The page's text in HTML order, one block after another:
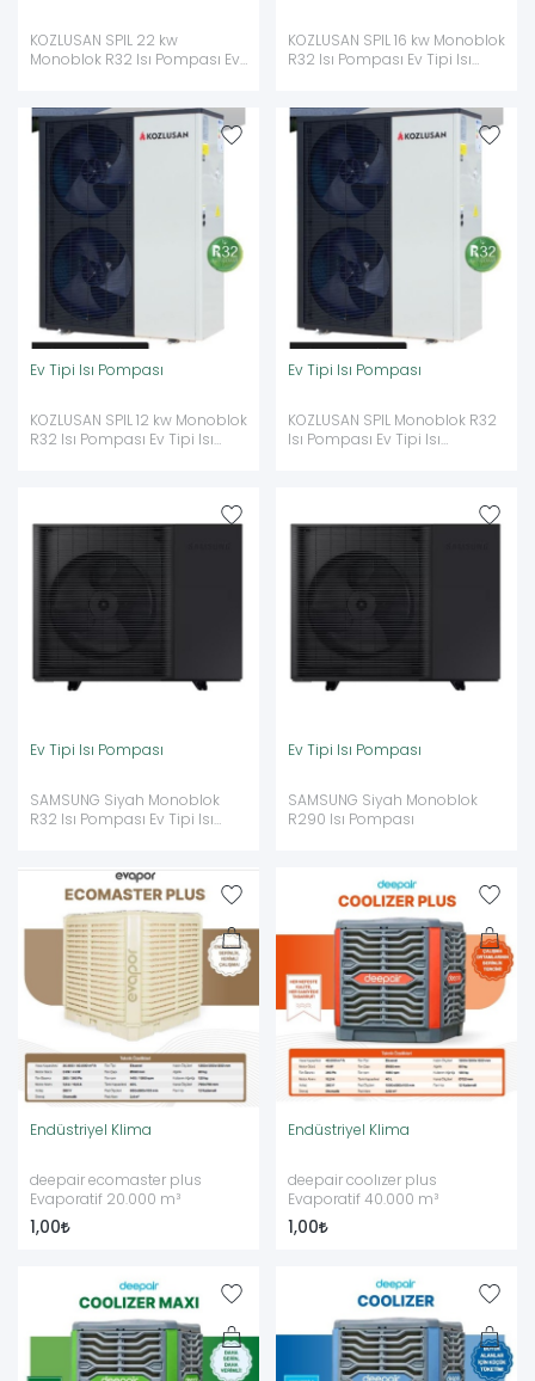
KOZLUSAN SPIL 22 kw
Monoblok R32 Isı Pompası Ev
KOZLUSAN SPIL 16 kw Monoblok
R32 Isı Pompası Ev Tipi Isı
Ev Tipi Isı Pompası
KOZLUSAN SPIL 12 kw Monoblok
R32 Isı Pompası Ev Tipi Isı
Ev Tipi Isı Pompası
KOZLUSAN SPIL Monoblok R32
Isı Pompası Ev Tipi Isı
Ev Tipi Isı Pompası
SAMSUNG Siyah Monoblok
R32 Isı Pompası Ev Tipi Isı
Ev Tipi Isı Pompası
SAMSUNG Siyah Monoblok
R290 Isı Pompası
Endüstriyel Klima
deepair ecomaster plus
Evaporatif 20.000 m³
1,00
Endüstriyel Klima
deepair coolızer plus
Evaporatif 40.000 m³
1,00